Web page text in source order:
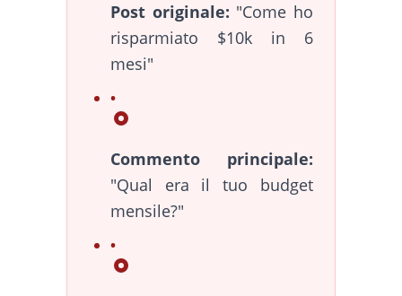
Post originale: "Come ho
risparmiato $10k in 6
mesi"
Commento principale:
"Qual era il tuo budget
mensile?"